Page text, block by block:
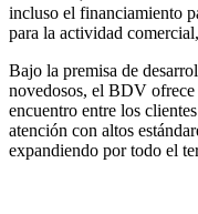
incluso el financiamiento
para la actividad
Bajo la premisa de
novedosos, el BDV ofrece
encuentro entre los
atención con altos
expandiendo por todo el